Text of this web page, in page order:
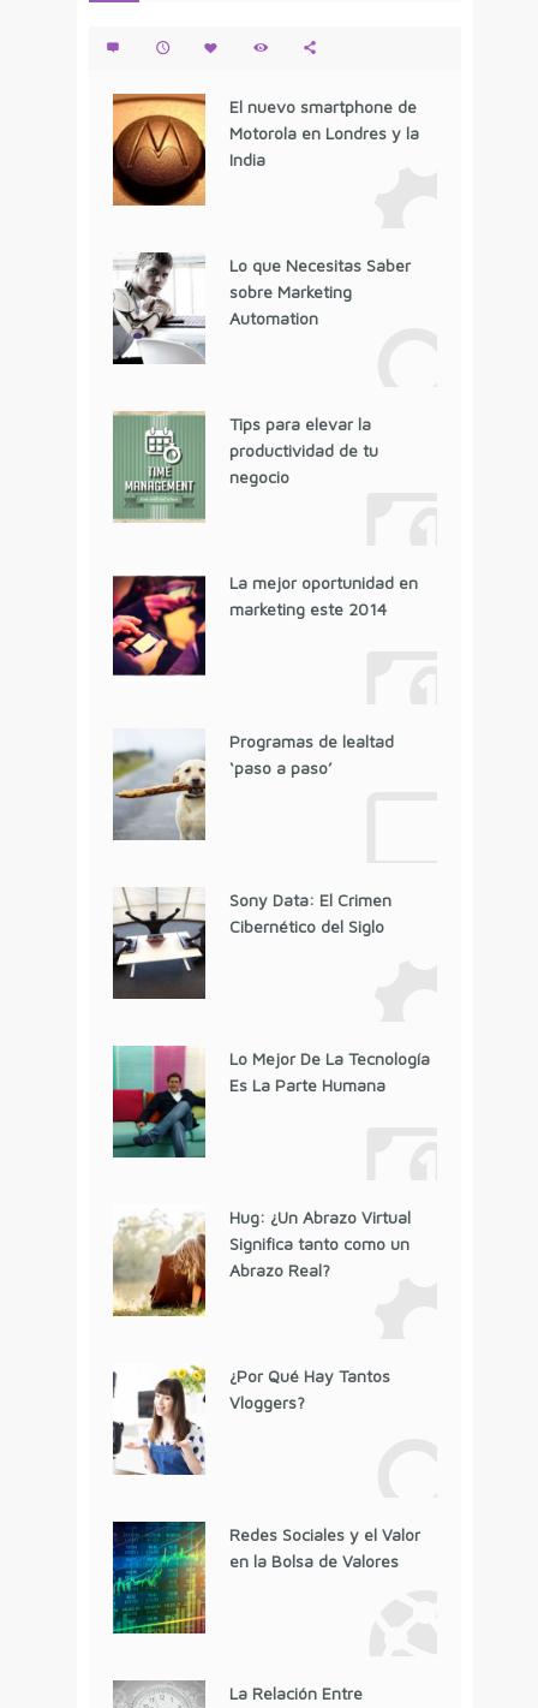
El nuevo smartphone de
Motorola en Londres y la
India
Lo que Necesitas Saber
sobre Marketing
Automation
Tips para elevar la
productividad de tu
negocio
La mejor oportunidad en
marketing este 2014
Programas de lealtad
‘paso a paso’
Sony Data: El Crimen
Cibernético del Siglo
Lo Mejor De La Tecnología
Es La Parte Humana
Hug: ¿Un Abrazo Virtual
Significa tanto como un
Abrazo Real?
¿Por Qué Hay Tantos
Vloggers?
Redes Sociales y el Valor
en la Bolsa de Valores
La Relación Entre